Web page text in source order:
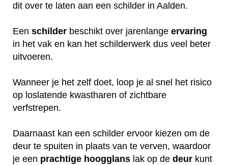
dit over te laten aan een schilder in Aalden.
Een schilder beschikt over jarenlange ervaring
in het vak en kan het schilderwerk dus veel beter
uitvoeren.
Wanneer je het zelf doet, loop je al snel het risico
op loslatende kwastharen of zichtbare
verfstrepen.
Daarnaast kan een schilder ervoor kiezen om de
deur te spuiten in plaats van te verven, waardoor
je een prachtige hoogglans lak op de deur kunt